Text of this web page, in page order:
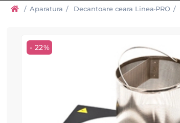
/ Aparatura / Decantoare ceara Linea·PRO /
- 22%